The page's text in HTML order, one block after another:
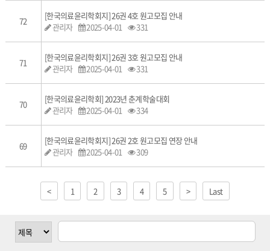
72
[한국의료윤리학회지] 26권 4호 원고모집 안내
관리자
2025-04-01 331
71
[한국의료윤리학회지] 26권 3호 원고모집 안내
관리자
2025-04-01 331
70
[한국의료윤리학회] 2023년 춘계학술대회
관리자
2025-04-01 334
69
[한국의료윤리학회지] 26권 2호 원고모집 연장 안내
관리자
2025-04-01 309
< 1 2 3 4 5 > Last